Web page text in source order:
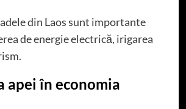
din Laos sunt importante
de energie electrică, irigarea
apei în economia